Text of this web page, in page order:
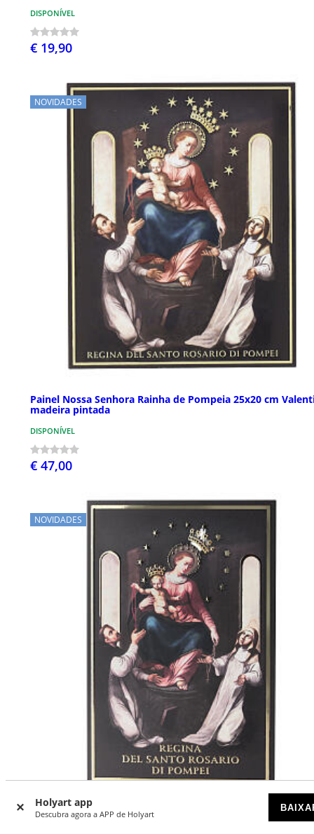
Holyart app
Descubra agora a APP de Holyart
DISPONÍVEL
€ 19,90
NOVIDADES
Painel Nossa Senhora Rainha de Pompeia 25x20 cm
madeira pintada
DISPONÍVEL
€ 47,00
NOVIDADES
Quadrinho 18x12 cm Nossa Senhora Rainha de Pompeia